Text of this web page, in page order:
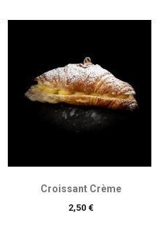
Croissant Crème
Prix
2,50 €